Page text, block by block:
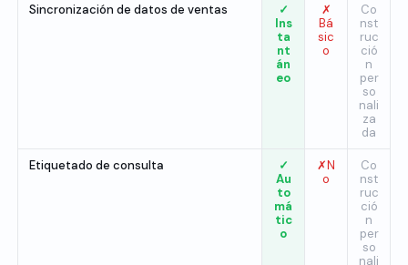
Sincronización de datos de ventas
✓
Ins
ta
nt
án
eo
✗
Bá
sic
o
Co
nst
ruc
ció
n
per
so
nali
za
da
Etiquetado de consulta
✓
Au
to
má
tic
o
✗N
o
Co
nst
ruc
ció
n
per
so
nali